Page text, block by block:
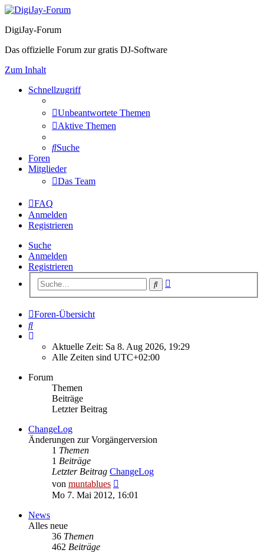
DigiJay-Forum
Das offizielle Forum zur gratis DJ-Software
Zum Inhalt
Schnellzugriff
Unbeantwortete Themen
Aktive Themen
Suche
Foren
Mitglieder
Das Team
FAQ
Anmelden
Registrieren
Suche
Anmelden
Registrieren
Suche
Foren-Übersicht
Suche
Aktuelle Zeit: Sa 8. Aug 2026, 19:29
Alle Zeiten sind UTC+02:00
Forum
Themen
Beiträge
Letzter Beitrag
ChangeLog
Änderungen zur Vorgängerversion
1 Themen
1 Beiträge
Letzter Beitrag ChangeLog
von muntablues
Beitrag
Mo 7. Mai 2012, 16:01
News
Alles neue
36 Themen
462 Beiträge